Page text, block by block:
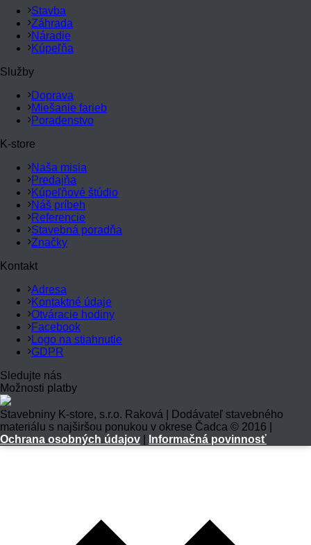
Stavba
Záhrada
Náradie
Kúpeľňa
Služby
Doprava
Miešanie farieb
Poradenstvo
K-store
Naša misia
Predajňa
Kúpeľňové štúdio
Náš príbeh
Referencie
Stavebná poradňa
Značky
Kontakt
Adresa
Kontaktné údaje
Otváracie hodiny
Facebook
Logo na stiahnutie
GDPR
Sledujte nás
Možnosti platby
Stavebniny K-store, s.r.o. Raková | Dodávateľ stavebného
materiálu s najširšou ponukou v okrese Čadca © 2016 |
Ochrana osobných údajov
Informačná povinnosť